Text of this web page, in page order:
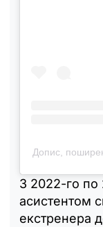
Допис,
З 2022-го
асистентом
екстренера